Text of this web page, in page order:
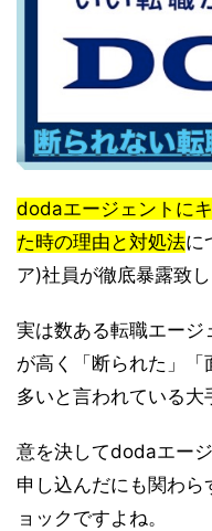
dodaエージェントに
た時の理由と対処法に
ア)社員が徹底暴露致し
実は数ある転職エー
が高く「断られた」「
多いと言われている大
意を決してdodaエー
申し込んだにも関わ
ョックですよね。